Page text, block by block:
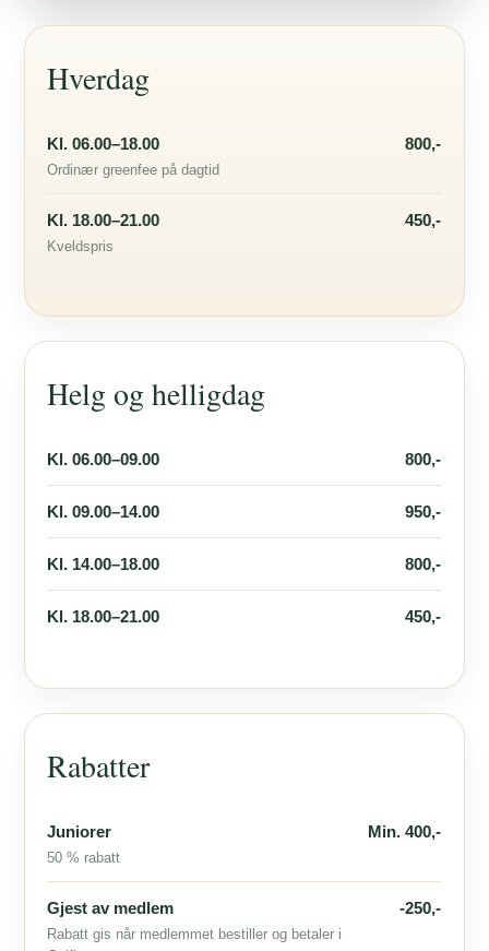
Hverdag
Kl. 06.00–18.00
Ordinær greenfee på dagtid
800,-
Kl. 18.00–21.00
Kveldspris
450,-
Helg og helligdag
Kl. 06.00–09.00 800,-
Kl. 09.00–14.00 950,-
Kl. 14.00–18.00 800,-
Kl. 18.00–21.00 450,-
Rabatter
Juniorer
50 % rabatt
Min. 400,-
Gjest av medlem
Rabatt gis når medlemmet bestiller og betaler i
-250,-